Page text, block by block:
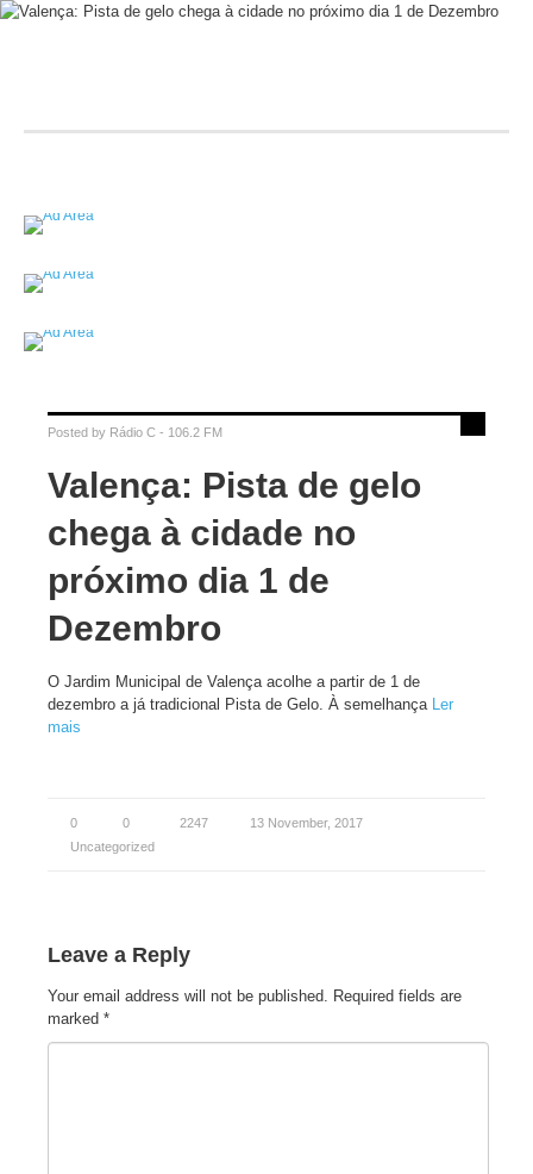
Posted by Rádio C - 106.2 FM
Valença: Pista de gelo
chega à cidade no
próximo dia 1 de
Dezembro
O Jardim Municipal de Valença acolhe a partir de 1 de
dezembro a já tradicional Pista de Gelo. À semelhança Ler
mais
0 0 2247
13 November, 2017
Uncategorized
Leave a Reply
Your email address will not be published. Required fields are
marked *